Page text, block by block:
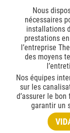
Nous
nécessaires
installations
prestations
l’entreprise
des moyens
Nos équipes
sur les
d’assurer le
garantir un